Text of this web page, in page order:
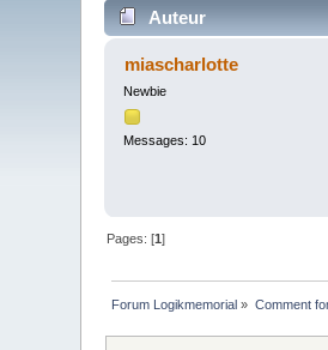
Auteur
miascharlotte
Newbie
Messages: 10
Pages: [1]
Forum Logikmemorial » Comment